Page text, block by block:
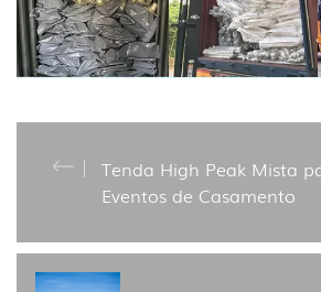
Tenda High Peak Mista
Eventos de Casamento